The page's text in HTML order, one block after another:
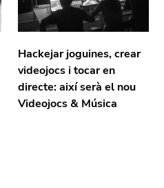
Hackejar joguines, crear
videojocs i tocar en
directe: així serà el nou
Videojocs & Música